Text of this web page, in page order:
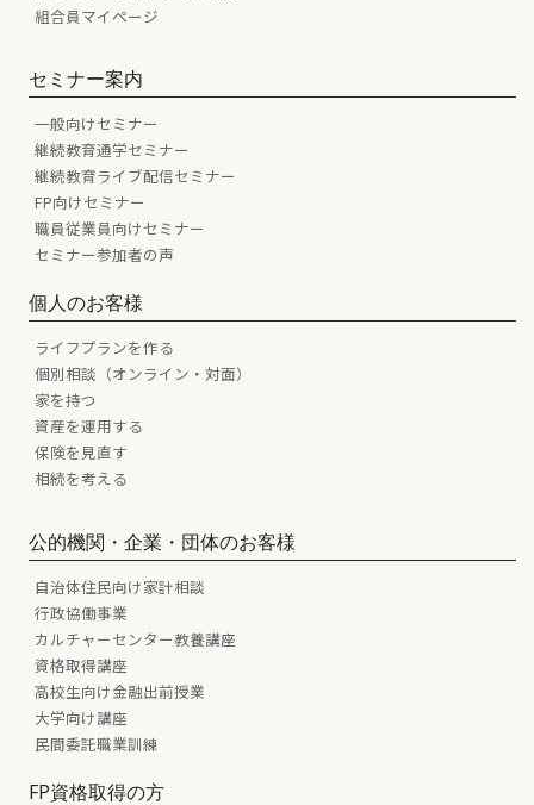
組合員マイページ
セミナー案内
一般向けセミナー
継続教育通学セミナー
継続教育ライブ配信セミナー
FP向けセミナー
職員従業員向けセミナー
セミナー参加者の声
個人のお客様
ライフプランを作る
個別相談（オンライン・対面）
家を持つ
資産を運用する
保険を見直す
相続を考える
公的機関・企業・団体のお客様
自治体住民向け家計相談
行政協働事業
カルチャーセンター教養講座
資格取得講座
高校生向け金融出前授業
大学向け講座
民間委託職業訓練
FP資格取得の方